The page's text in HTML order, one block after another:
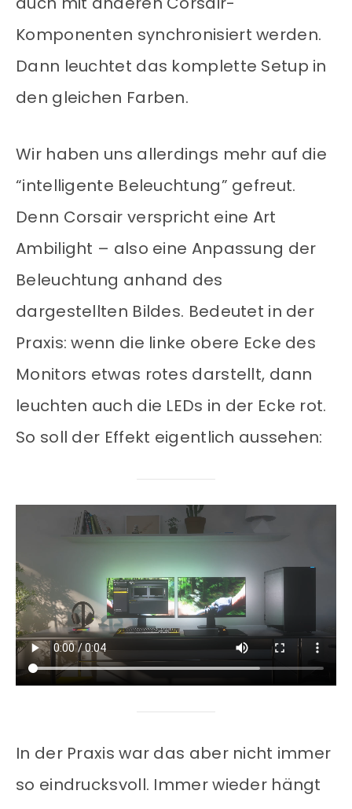
Komponenten synchronisiert werden.
Dann leuchtet das komplette Setup in
den gleichen Farben.
Wir haben uns allerdings mehr auf die
“intelligente Beleuchtung” gefreut.
Denn Corsair verspricht eine Art
Ambilight – also eine Anpassung der
Beleuchtung anhand des
dargestellten Bildes. Bedeutet in der
Praxis: wenn die linke obere Ecke des
Monitors etwas rotes darstellt, dann
leuchten auch die LEDs in der Ecke rot.
So soll der Effekt eigentlich aussehen:
In der Praxis war das aber nicht immer
so eindrucksvoll. Immer wieder hängt